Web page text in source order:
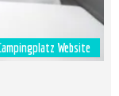
Website